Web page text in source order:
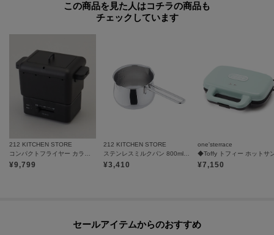
この商品を見た人はコチラの商品も
チェックしています
212 KITCHEN STORE
¥9,799
212 KITCHEN STORE
¥3,410
one'sterrace
¥7,150
セールアイテムからのおすすめ